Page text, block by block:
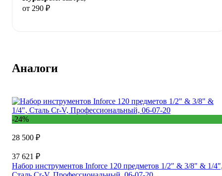
от 290 ₽
Аналоги
-24%
28 500 ₽
37 621 ₽
Набор инструментов Inforce 120 предметов 1/2" & 3/8" & 1/